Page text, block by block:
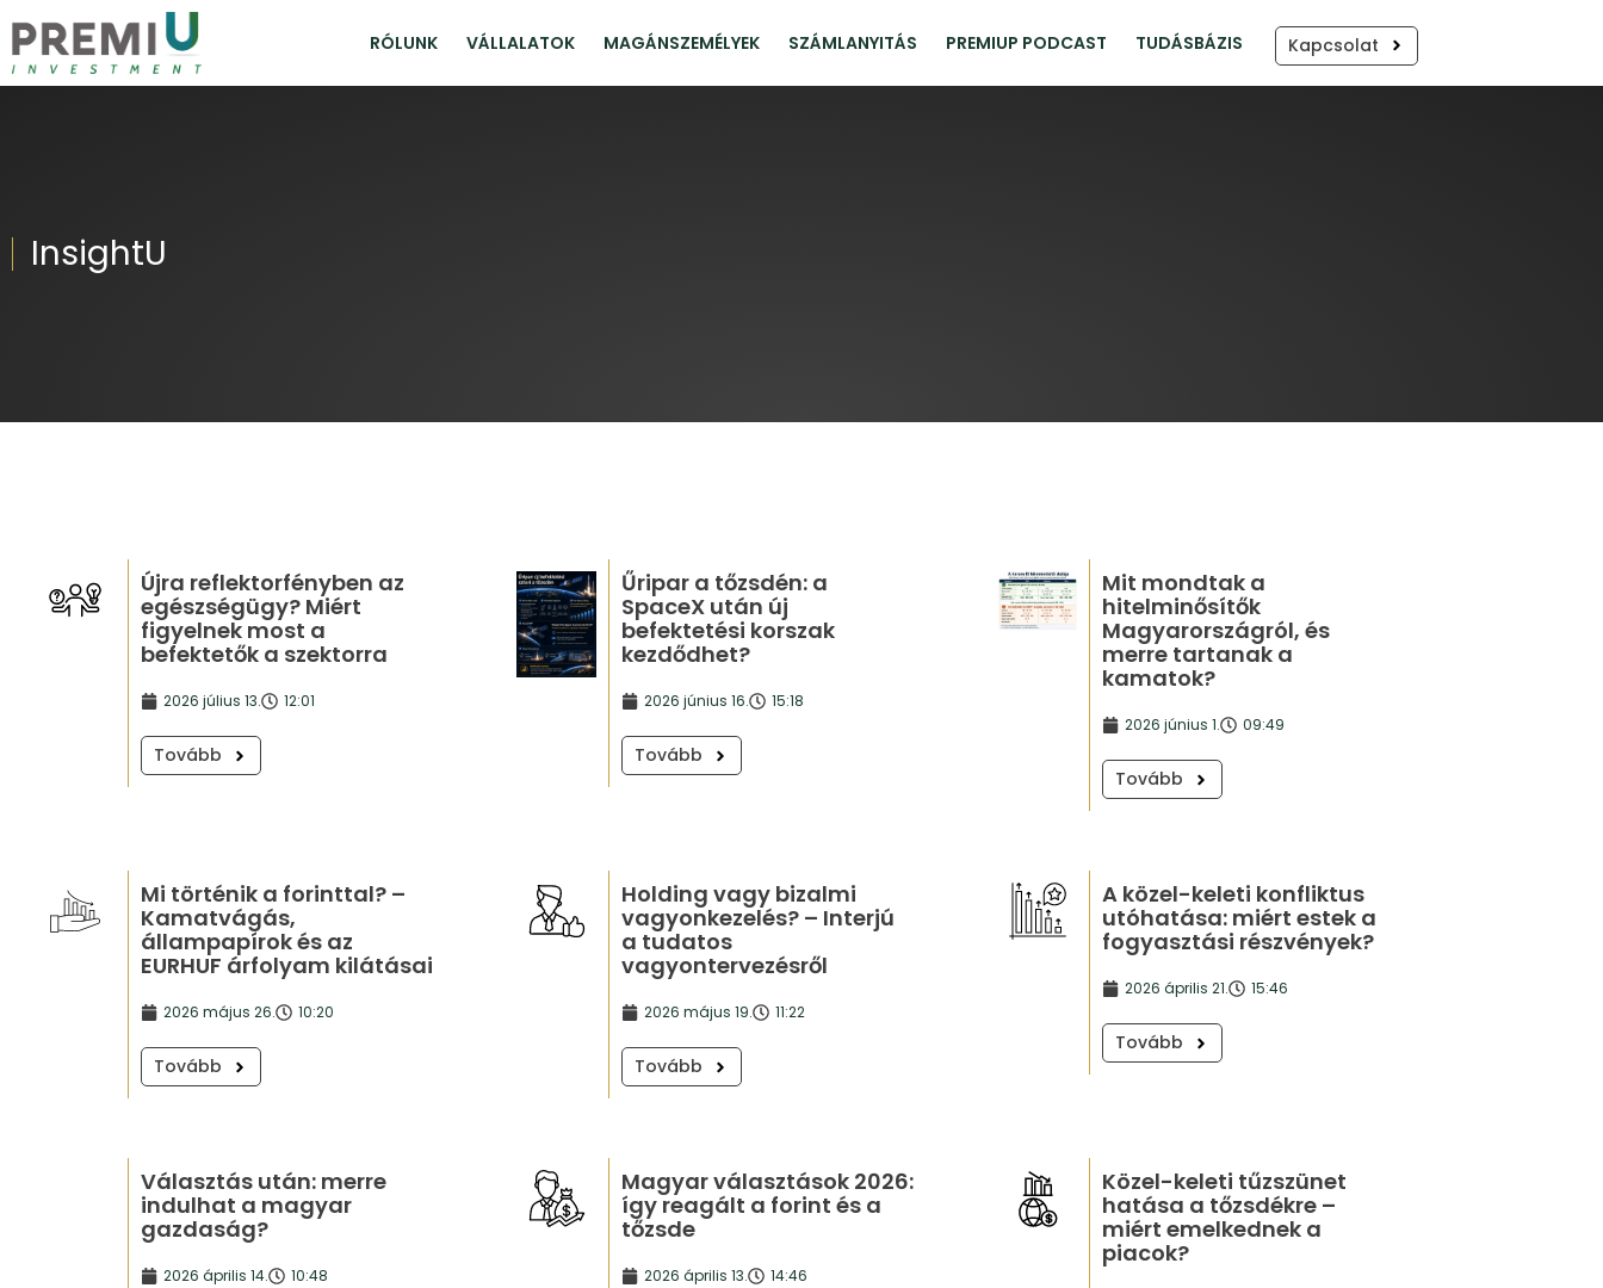
RÓLUNK VÁLLALATOK MAGÁNSZEMÉLYEK SZÁMLANYITÁS PREMIUP PODCAST TUDÁSBÁZIS Kapcsolat
InsightU
Újra reflektorfényben az
egészségügy? Miért
figyelnek most a
befektetők a szektorra
2026 július 13. 12:01
Tovább
Űripar a tőzsdén: a
SpaceX után új
befektetési korszak
kezdődhet?
2026 június 16. 15:18
Tovább
Mit mondtak a
hitelminősítők
Magyarországról, és
merre tartanak a
kamatok?
2026 június 1. 09:49
Tovább
Mi történik a forinttal? –
Kamatvágás,
állampapírok és az
EURHUF árfolyam kilátásai
2026 május 26. 10:20
Tovább
Holding vagy bizalmi
vagyonkezelés? – Interjú
a tudatos
vagyontervezésről
2026 május 19. 11:22
Tovább
A közel-keleti konfliktus
utóhatása: miért estek a
fogyasztási részvények?
2026 április 21. 15:46
Tovább
Választás után: merre
indulhat a magyar
gazdaság?
2026 április 14. 10:48
Magyar választások 2026:
így reagált a forint és a
tőzsde
2026 április 13. 14:46
Közel-keleti tűzszünet
hatása a tőzsdékre –
miért emelkednek a
piacok?